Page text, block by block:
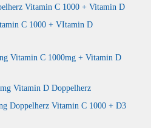
Vitamin C 1000 + Vitamin D
C 1000 + VItamin D
Vitamin C 1000mg + Vitamin D
Vitamin D Doppelherz
Doppelherz Vitamin C 1000 + D3